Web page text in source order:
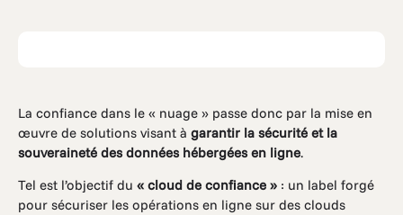
La confiance dans le « nuage » passe donc par la mise en
œuvre de solutions visant à garantir la sécurité et la
souveraineté des données hébergées en ligne.
Tel est l’objectif du « cloud de confiance » : un label forgé
pour sécuriser les opérations en ligne sur des clouds